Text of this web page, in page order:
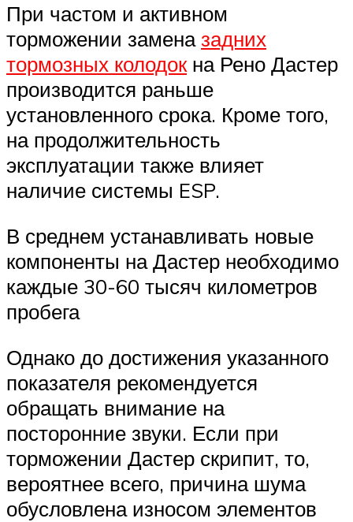
При частом и активном
торможении заменазадних
тормозных колодокна Рено Дастер
производится раньше
установленного срока. Кроме того,
на продолжительность
эксплуатации также влияет
наличие системы ESP.
В среднем устанавливать новые
компоненты на Дастер необходимо
каждые 30-60 тысяч километров
пробега
Однако до достижения указанного
показателя рекомендуется
обращать внимание на
посторонние звуки. Если при
торможении Дастер скрипит, то,
вероятнее всего, причина шума
обусловлена износом элементов